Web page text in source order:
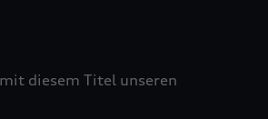
diesem Titel unseren